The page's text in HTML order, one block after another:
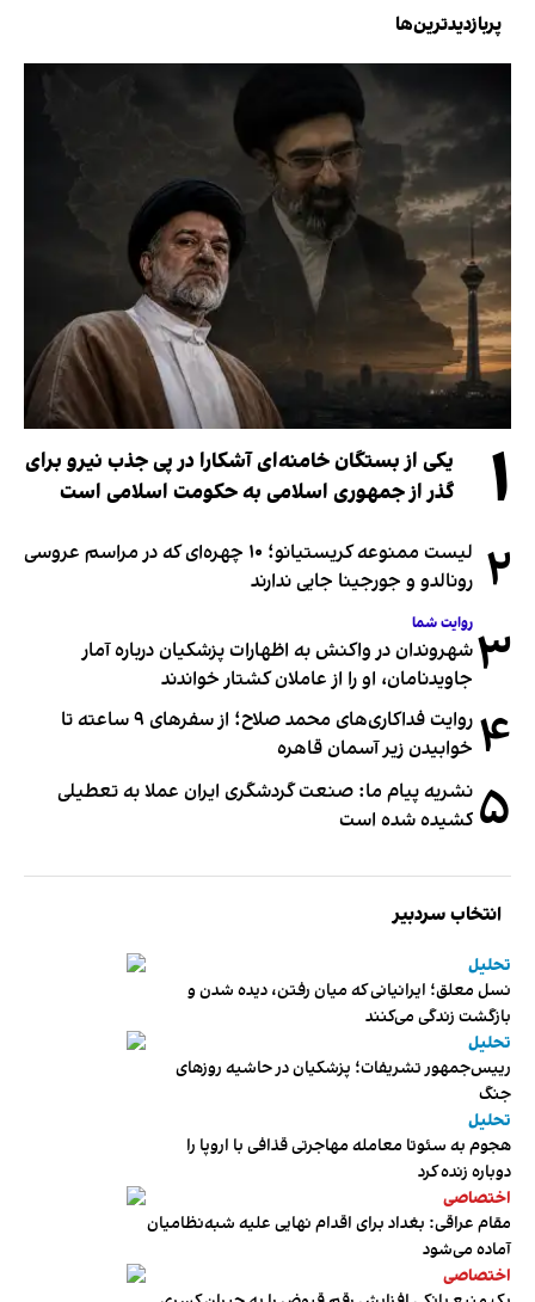
پربازدیدترین‌ها
۱
یکی از بستگان خامنه‌ای آشکارا در پی جذب نیرو برای
گذر از جمهوری اسلامی به حکومت اسلامی است
۲
لیست ممنوعه کریستیانو؛ ۱۰ چهره‌ای که در مراسم عروسی
رونالدو و جورجینا جایی ندارند
۳ روایت شما
شهروندان در واکنش به اظهارات پزشکیان درباره آمار
جاویدنامان، او را از عاملان کشتار خواندند
۴
روایت فداکاری‌های محمد صلاح؛ از سفرهای ۹ ساعته تا
خوابیدن زیر آسمان قاهره
۵ نشریه پیام ما: صنعت گردشگری ایران عملا به تعطیلی
کشیده شده است
انتخاب سردبیر
تحلیل
نسل معلق؛ ایرانیانی که میان رفتن، دیده شدن و
بازگشت زندگی می‌کنند
تحلیل
رییس‌جمهور تشریفات؛ پزشکیان در حاشیه روزهای
جنگ
تحلیل
هجوم به سئوتا معامله مهاجرتی قذافی با اروپا را
دوباره زنده کرد
اختصاصی
مقام عراقی: بغداد برای اقدام نهایی علیه شبه‌نظامیان
آماده می‌شود
اختصاصی